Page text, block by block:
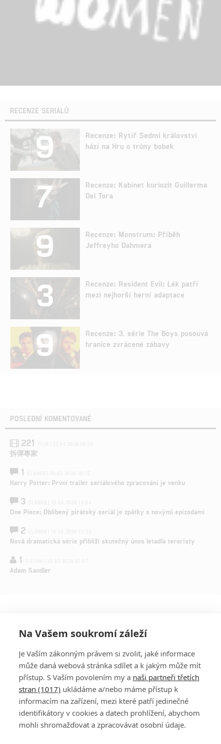
RECENZE SERIÁLŮ
9
Recenze: Rytíř Sedmi království
hází na Hru o trůny bobek
7
Recenze: Kabinet kuriozit Guillerma
Del Tora
9
Recenze: Monstrum: Příběh
Jeffreyho Dahmera
3
Recenze: Resident Evil: Lék patří
mezi nejhorší herní adaptace
9
Recenze: 3. série The Boys posouvá
hranice zvrácené zábavy
POSLEDNÍ KOMENTOVANÉ
221
拆彈專家
1
Harry Potter: První trailer seriálového zpracování je venku
3
One Piece: Oblíbený pirátský seriál je zpátky s novými epizodami
2
Nová dramatická série přiblíží skutečný únos letadla teroristy
1
Adam Sandler
PŘIHLÁSIT
REGISTROVAT
DISKUZE
Na Vašem soukromí záleží
Je Vaším zákonným právem si zvolit, jaké informace
může daná webová stránka sdílet a k jakým může mít
přístup. S Vaším povolením my a naši partneři třetích
stran (1017) ukládáme a/nebo máme přístup k
informacím na zařízení, mezi které patří jedinečné
identifikátory v cookies a datech prohlížení, abychom
mohli shromažďovat a zpracovávat osobní údaje.